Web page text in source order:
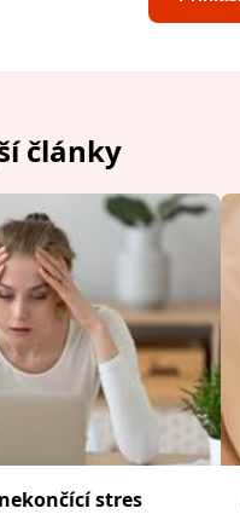
články
stres